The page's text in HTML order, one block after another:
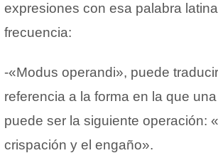
expresiones con esa palabra
frecuencia:
-«Modus operandi», puede
referencia a la forma en la que
puede ser la siguiente operación:
crispación y el engaño».